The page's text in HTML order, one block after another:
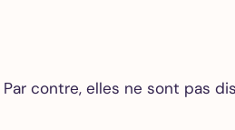
contre, elles ne sont pas